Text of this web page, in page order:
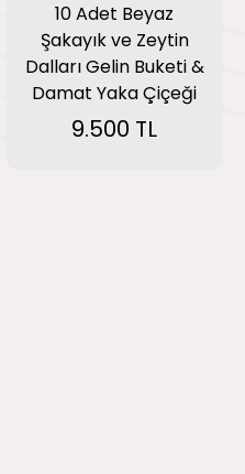
10 Adet Beyaz
Şakayık ve Zeytin
Dalları Gelin Buketi &
Damat Yaka Çiçeği
9.500 TL